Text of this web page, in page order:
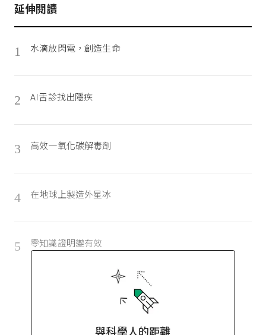
延伸閱讀
1 水滴放閃電，創造生命
2 AI舌診找出隱疾
3 高效一氧化碳解毒劑
4 在地球上製造外星冰
5 零知識證明變有效
與科學人的距離